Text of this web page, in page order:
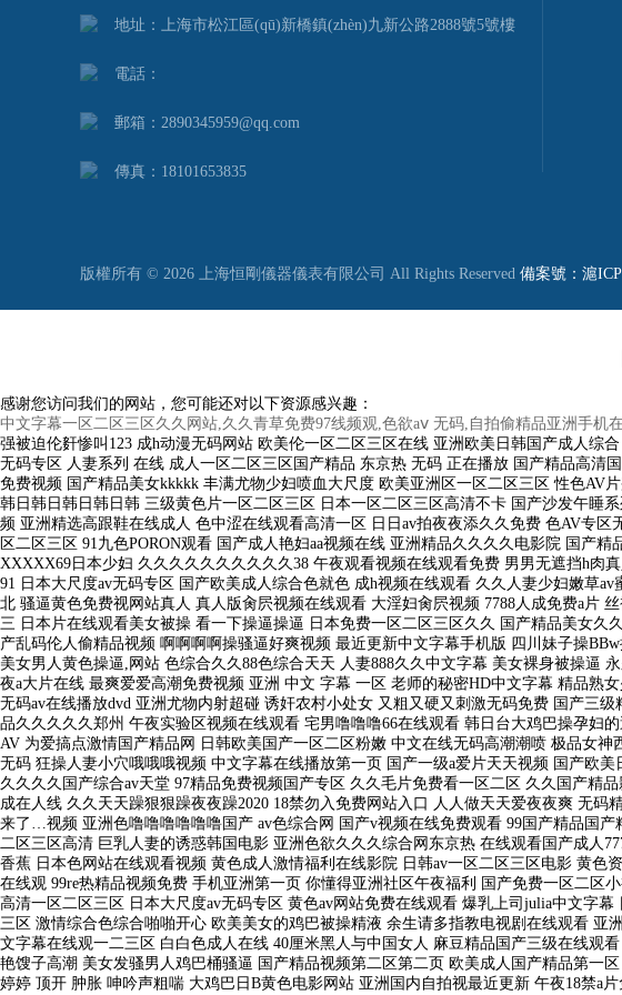
地址：上海市松江區(qū)新橋鎮(zhèn)九新公路2888號5號樓
電話：
郵箱：2890345959@qq.com
傳真：18101653835
版權所有 © 2026 上海恒剛儀器儀表有限公司 All Rights Reserved 備案號：滬
感谢您访问我们的网站，您可能还对以下资源感兴趣：
中文字幕一区二区三区久久网站,久久青草免费97线频观,色欲aⅴ 无码,自拍偷精品亚洲手机